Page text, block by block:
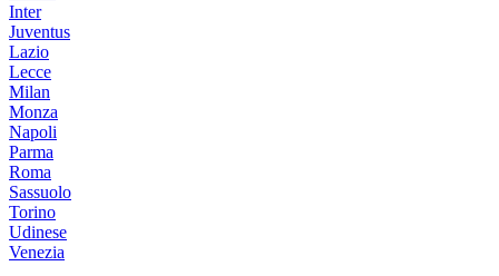
Inter
Juventus
Lazio
Lecce
Milan
Monza
Napoli
Parma
Roma
Sassuolo
Torino
Udinese
Venezia